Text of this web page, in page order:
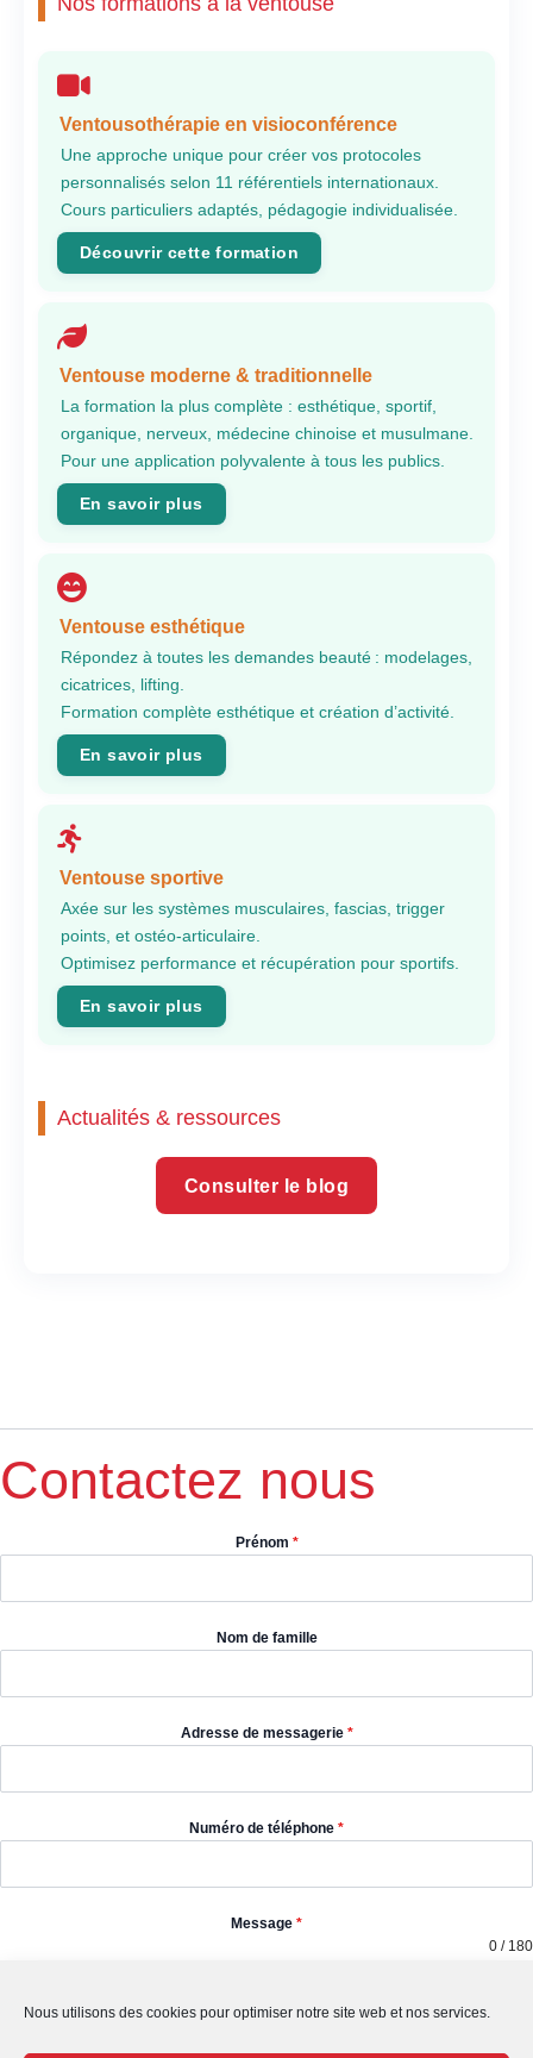
Nous utilisons des cookies pour optimiser notre site web et nos services.
Ventousothérapie en visioconférence
Une approche unique pour créer vos protocoles
personnalisés selon 11 référentiels internationaux.
Cours particuliers adaptés, pédagogie individualisée.
Découvrir cette formation
Ventouse moderne & traditionnelle
La formation la plus complète : esthétique, sportif,
organique, nerveux, médecine chinoise et musulmane.
Pour une application polyvalente à tous les publics.
En savoir plus
Ventouse esthétique
Répondez à toutes les demandes beauté : modelages,
cicatrices, lifting.
Formation complète esthétique et création d’activité.
En savoir plus
Ventouse sportive
Axée sur les systèmes musculaires, fascias, trigger
points, et ostéo-articulaire.
Optimisez performance et récupération pour sportifs.
En savoir plus
Actualités & ressources
Consulter le blog
Contactez nous
Prénom *
Nom de famille
Adresse de messagerie *
Numéro de téléphone *
Message *
0 / 180